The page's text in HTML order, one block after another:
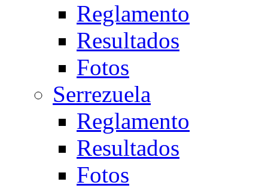
Reglamento
Resultados
Fotos
Serrezuela
Reglamento
Resultados
Fotos